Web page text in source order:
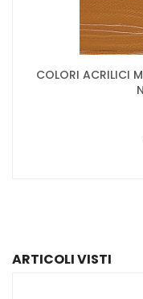
COLORI ACRILICI
ARTICOLI VISTI